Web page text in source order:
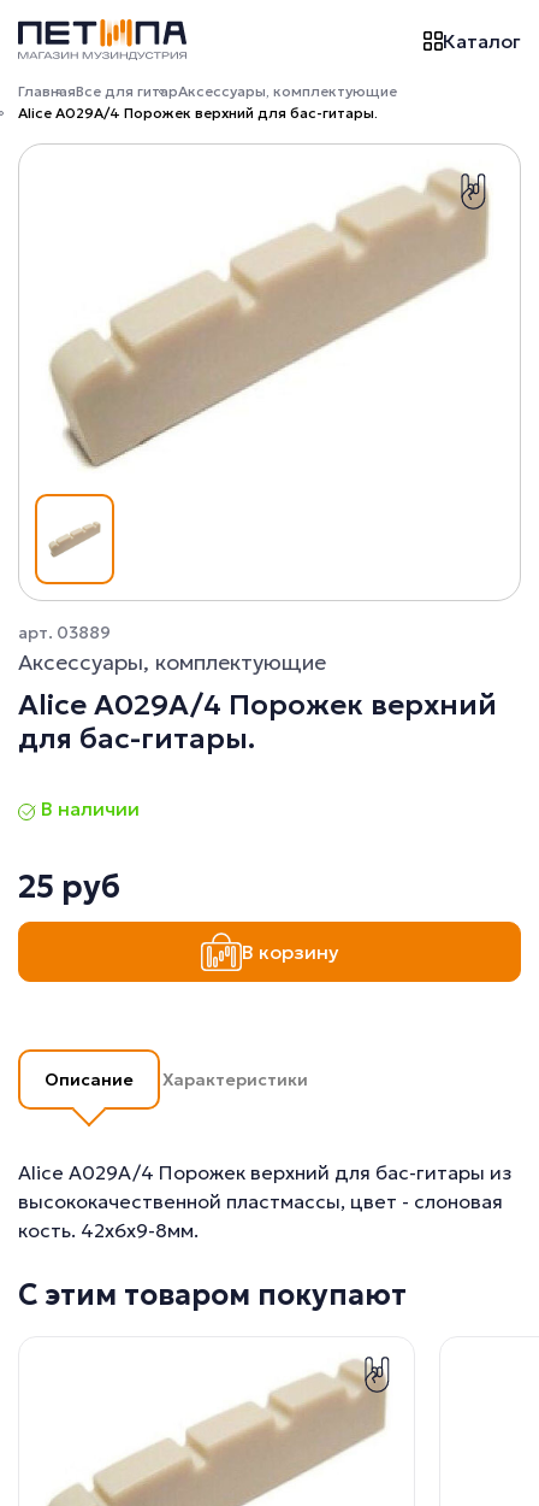
Каталог
ГлавнаяВсе для гитарАксессуары, комплектующие
Alice A029A/4 Порожек верхний для бас-гитары.
арт. 03889
Аксессуары, комплектующие
Alice A029A/4 Порожек верхний
для бас-гитары.
В наличии
25 руб
В корзину
Описание Характеристики
Alice A029A/4 Порожек верхний для бас-гитары из
высококачественной пластмассы, цвет - слоновая
кость. 42х6х9-8мм.
С этим товаром покупают